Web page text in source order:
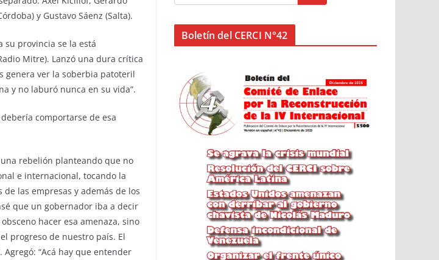
y Gustavo Sáenz (Salta).
su provincia se la está
Mitre). Lanzó una dura crítica
genera ver la soberbia patoteril
y no laburó nunca en su vida”.
comportarse de esa
rebelión planteando que no
e internacional, tocando la
las empresas y además de los
que un gobernador iba a decir
hacer esa amenaza, sino
progreso de nuestro país. El
“Acá hay que entender
Boletín del CERCI N°42